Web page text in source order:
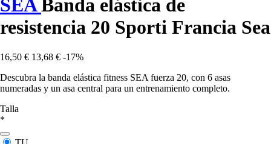
SEABanda elástica de
resistencia 20 Sporti Francia Sea
16,50 € 13,68 € -17%
Descubra la banda elástica fitness SEA fuerza 20, con 6 asas
numeradas y un asa central para un entrenamiento completo.
Talla
*